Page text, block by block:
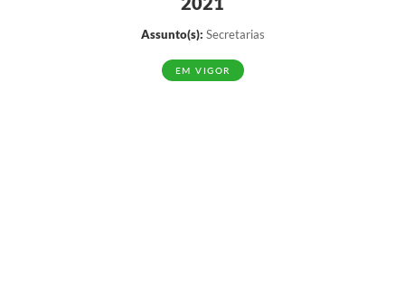
Assunto(s): Secretarias
EM VIGOR